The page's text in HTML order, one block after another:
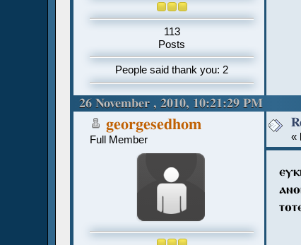
113
Posts
People said thank you: 2
26 November , 2010, 10:21:29 PM
georgesedhom
Full Member «